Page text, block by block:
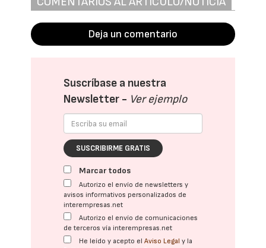
Deja un comentario
Suscríbase a nuestra
Newsletter - Ver ejemplo
SUSCRIBIRME GRATIS
Marcar todos
Autorizo el envío de newsletters y
avisos informativos personalizados de
interempresas.net
Autorizo el envío de comunicaciones
de terceros vía interempresas.net
He leído y acepto elAviso Legal y la